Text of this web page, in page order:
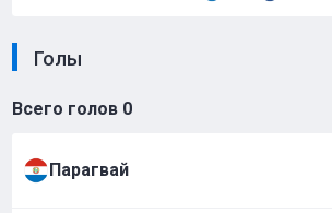
Голы
Всего голов 0
Парагвай